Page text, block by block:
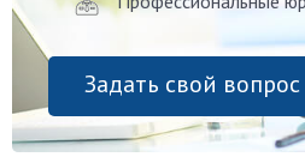
Задать свой